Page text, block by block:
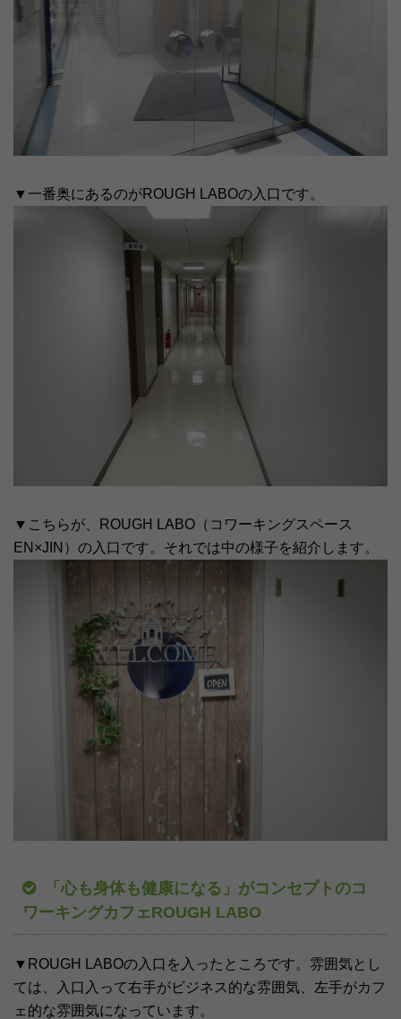
▼一番奥にあるのがROUGH LABOの入口です。
▼こちらが、ROUGH LABO（コワーキングスペース
EN×JIN）の入口です。それでは中の様子を紹介します。
「心も身体も健康になる」がコンセプトのコ
ワーキングカフェROUGH LABO
▼ROUGH LABOの入口を入ったところです。雰囲気とし
ては、入口入って右手がビジネス的な雰囲気、左手がカフ
ェ的な雰囲気になっています。